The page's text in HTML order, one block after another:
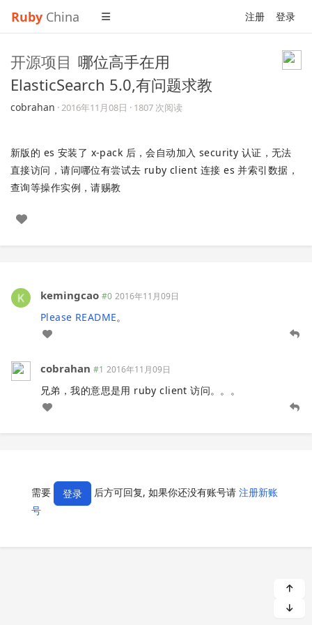
Ruby China 注册 登录
开源项目 哪位高手在用
ElasticSearch 5.0,有问题求教
cobrahan ·2016年11月08日 · 1807 次阅读
新版的 es 安装了 x-pack 后，会自动加入 security 认证，无法
直接访问，请问哪位有尝试去 ruby client 连接 es 并索引数据，
查询等操作实例，请赐教
kemingcao #0 2016年11月09日
Please README。
cobrahan #1 2016年11月09日
兄弟，我的意思是用 ruby client 访问。。。
需要 登录 后方可回复, 如果你还没有账号请 注册新账
号